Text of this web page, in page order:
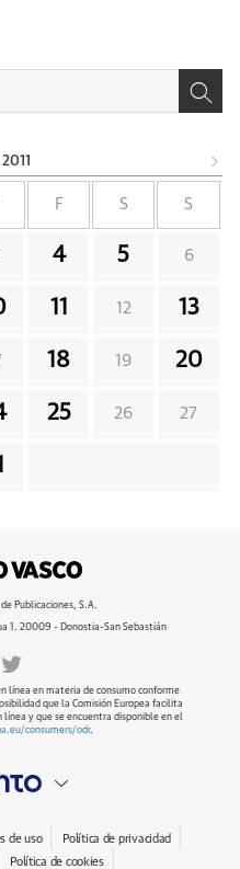
2011
F S S
4 5 6
11 12 13
18 19 20
25 26 27
Publicaciones, S.A.
1. 20009 - Donostia-San Sebastián
línea en materia de consumo conforme
que la Comisión Europea facilita
y que se encuentra disponible en el
consumers/odr.
de uso
Política de privacidad
Política de cookies